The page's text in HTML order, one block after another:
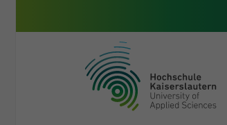
University of